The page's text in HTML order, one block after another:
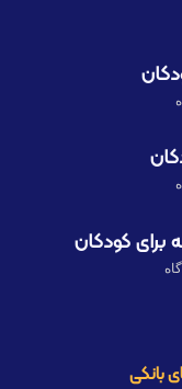
کودکان
بانکی